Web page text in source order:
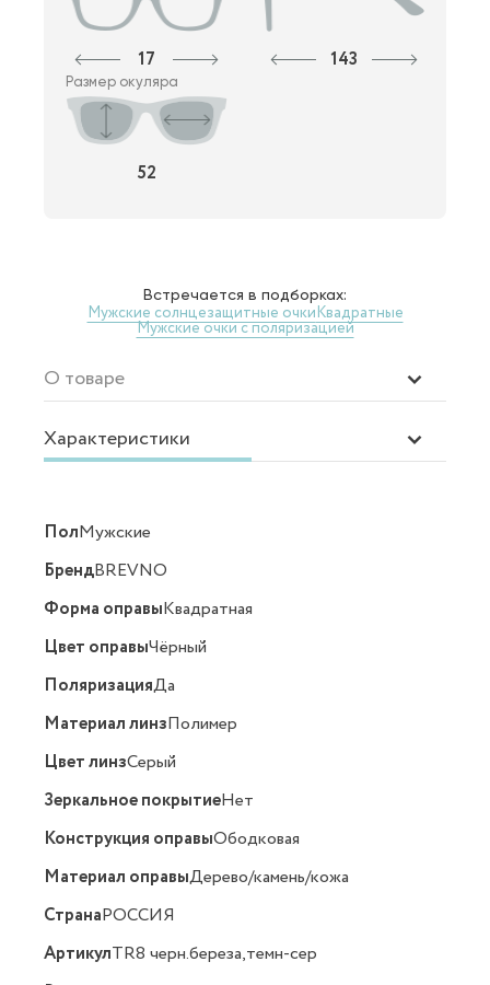
17 143
Размер окуляра
52
Встречается в подборках:
Мужские солнцезащитные очкиКвадратные
Мужские очки с поляризацией
О товаре
Характеристики
ПолМужские
БрендBREVNO
Форма оправыКвадратная
Цвет оправыЧёрный
ПоляризацияДа
Материал линзПолимер
Цвет линзСерый
Зеркальное покрытиеНет
Конструкция оправыОбодковая
Материал оправыДерево/камень/кожа
СтранаРОССИЯ
АртикулTR8 черн.береза,темн-сер